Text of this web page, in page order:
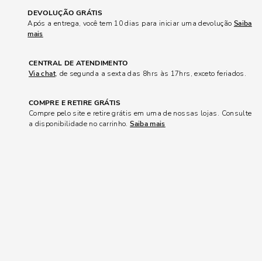
DEVOLUÇÃO GRÁTIS
Após a entrega, você tem 10 dias para iniciar uma devolução Saiba
mais
CENTRAL DE ATENDIMENTO
Via chat, de segunda a sexta das 8hrs às 17hrs, exceto feriados.
COMPRE E RETIRE GRÁTIS
Compre pelo site e retire grátis em uma de nossas lojas. Consulte
a disponibilidade no carrinho.Saiba mais